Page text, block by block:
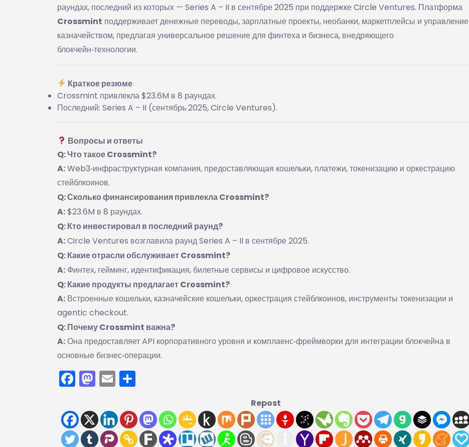
раундах, последний из которых — Series A – II в сентябре 2025 при поддержке Circle Ventures. Платформа
Crossmint поддерживает денежные переводы, зарплатные проекты, необанки, маркетплейсы и управление
казначейством, предлагая универсальное решение для финтеха и бизнеса, внедряющего
блокчейн‑технологии.
Краткое резюме
Crossmint привлекла $23.6M в 8 раундах.
Последний: Series A – II (сентябрь 2025, Circle Ventures).
Вопросы и ответы
Q: Что такое Crossmint?
A:Web3‑инфраструктурная компания, предоставляющая кошельки, платежи, токенизацию и оркестрацию
стейблкоинов.
Q: Сколько финансирования привлекла Crossmint?
A:$23.6M в 8 раундах.
Q: Кто инвестировал в последний раунд?
A:Circle Ventures возглавила раунд Series A – II в сентябре 2025.
Q: Какие отрасли обслуживает Crossmint?
A: Финтех, гейминг, идентификация, билетные сервисы и цифровое искусство.
Q: Какие продукты предлагает Crossmint?
A: Встроенные кошельки, казначейские кошельки, оркестрация стейблкоинов, инструменты токенизации и
agentic checkout.
Q: Почему Crossmint важна?
A:Она предоставляет API корпоративного уровня и комплаенс‑фреймворки для интеграции блокчейна в
основные бизнес‑операции.
Facebook
Mastodon
Email
Repost